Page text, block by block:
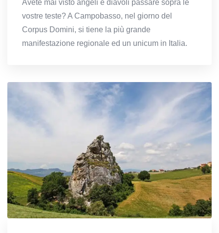
Avete mai visto angeli e diavoli passare sopra le
vostre teste? A Campobasso, nel giorno del
Corpus Domini, si tiene la più grande
manifestazione regionale ed un unicum in Italia.